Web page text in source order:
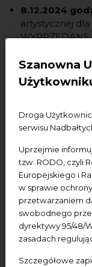
Szanowna
Droga
serwisu
Uprzejmie
tzw. RODO, czyli
Europejskiego i
w sprawie
przetwarzaniem
swobodnego
dyrektywy 95/48/
zasadach
Szczegółowe
8.12.2024
artystycznej dla
WYPRZEDANE
artystycznej
Wstęp:Bilety
27.10.2024,
po wystawie
Miejsce wystawy:
Miejsce
Udogodnienia:
Zobacz zdjęcia